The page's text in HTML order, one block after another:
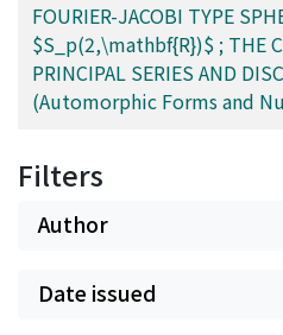
FOURIER-JACOBI TYPE
$S_p(2,\mathbf{R})$ ; THE
PRINCIPAL SERIES AND
(Automorphic Forms and
Filters
Author
Date issued